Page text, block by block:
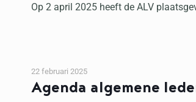
Op 2 april 2025 heeft de ALV
Agenda algemene
22 februari 2025